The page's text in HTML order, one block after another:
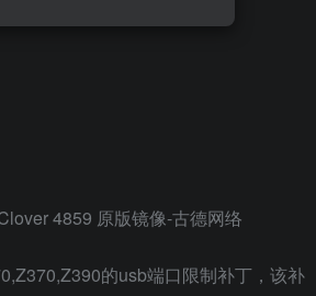
的usb端口限制补丁，该补